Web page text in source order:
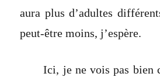
aura plus d’adultes
peut-être moins, j’espère.
Ici, je ne vois pas bien